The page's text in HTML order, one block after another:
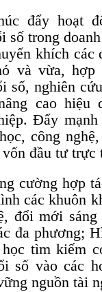
đẩy hoạt
số trong
khích các
và vừa,
số, nghiên
cao hiệu
Đẩy
công
đầu tư
cường hợp
các khuôn
đổi mới
đa phương;
tìm kiếm
số vào các
nguồn tài